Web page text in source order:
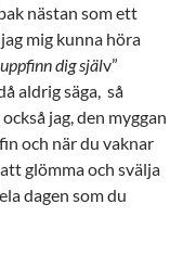
nästan som ett
mig kunna höra
dig själv”
aldrig säga, så
jag, den myggan
och när du vaknar
glömma och svälja
dagen som du